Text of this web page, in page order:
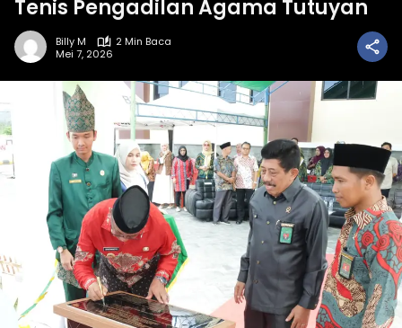
Tenis Pengadilan Agama Tutuyan
Billy M
2 Min Baca
Mei 7, 2026